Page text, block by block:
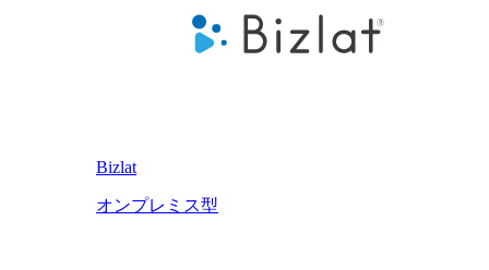
Bizlat
オンプレミス型